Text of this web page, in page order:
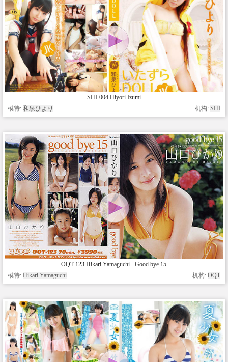
SHI-004 Hiyori Izumi
模特: 和泉ひより 机构: SHI
OQT-123 Hikari Yamaguchi - Good bye 15
模特: Hikari Yamaguchi 机构: OQT